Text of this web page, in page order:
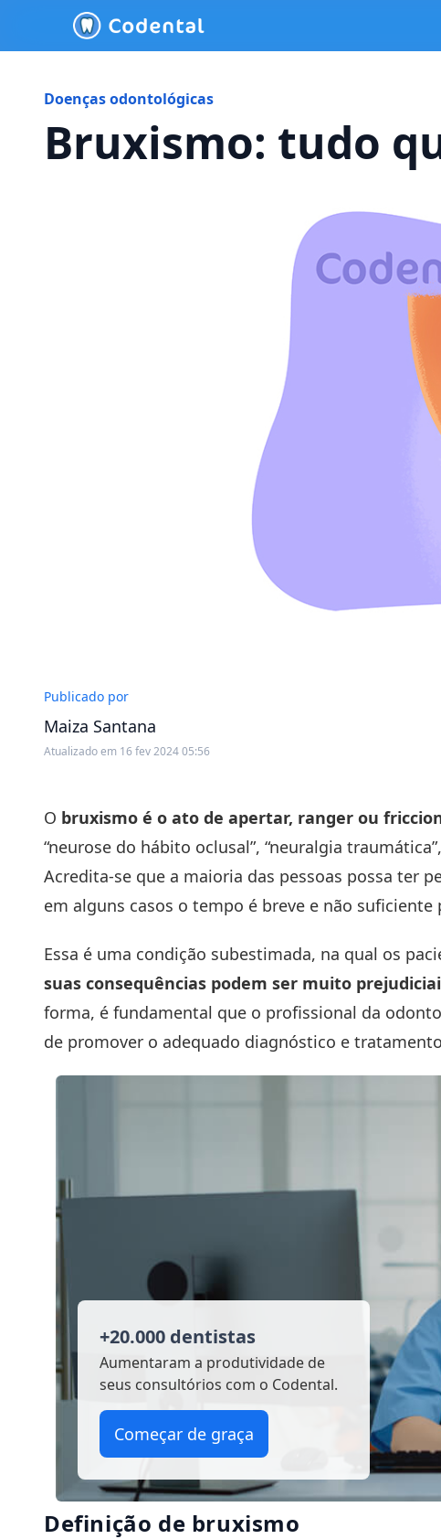
Doenças odontológicas
Bruxismo: tudo
Publicado por
Maiza Santana
Atualizado em 16 fev 2024 05:56
O bruxismo é o ato de apertar, ranger ou
“neurose do hábito oclusal”, “neuralgia
Acredita-se que a maioria das pessoas possa ter
em alguns casos o tempo é breve e não suficiente
Essa é uma condição subestimada, na qual os
suas consequências podem ser muito
forma, é fundamental que o profissional da
de promover o adequado diagnóstico e
+20.000 dentistas
Aumentaram a produtividadede
seus consultórios com o Codental.
Começar de graça
Definição de bruxismo